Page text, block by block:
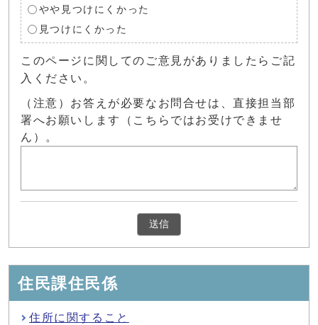
やや見つけにくかった
見つけにくかった
このページに関してのご意見がありましたらご記
入ください。
（注意）お答えが必要なお問合せは、直接担当部
署へお願いします（こちらではお受けできませ
ん）。
住民課住民係
住所に関すること